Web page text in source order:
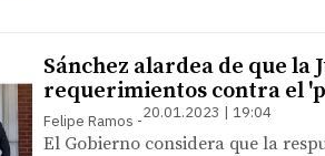
Sánchez alardea de que la
requerimientos contra el
Felipe Ramos 20.01.2023 | 19:04
El Gobierno considera que la